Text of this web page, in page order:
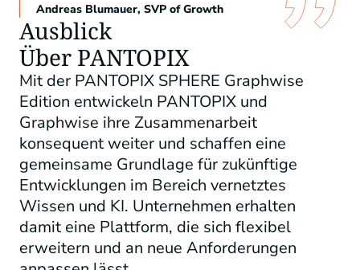
Andreas Blumauer, SVP of Growth
Ausblick
Über PANTOPIX
Mit der PANTOPIX SPHERE Graphwise
Edition entwickeln PANTOPIX und
Graphwise ihre Zusammenarbeit
konsequent weiter und schaffen eine
gemeinsame Grundlage für zukünftige
Entwicklungen im Bereich vernetztes
Wissen und KI. Unternehmen erhalten
damit eine Plattform, die sich flexibel
erweitern und an neue Anforderungen